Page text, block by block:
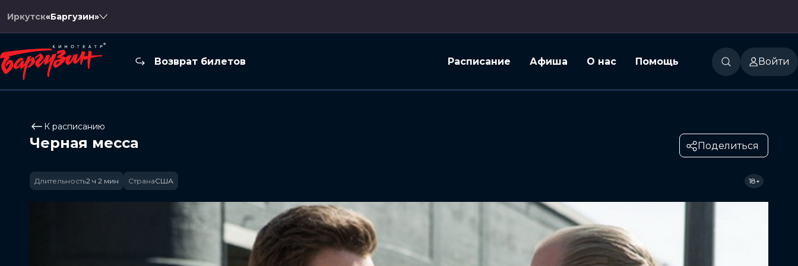
Иркутск«Баргузин»
Возврат билетов Расписание Афиша О нас Помощь Войти
К расписанию
Черная месса Поделиться
Длительность2 ч 2 мин СтранаСША 18+